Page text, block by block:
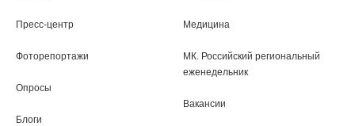
Пресс-центр
Фоторепортажи
Опросы
Блоги
Медицина
МК. Российский региональный
еженедельник
Вакансии